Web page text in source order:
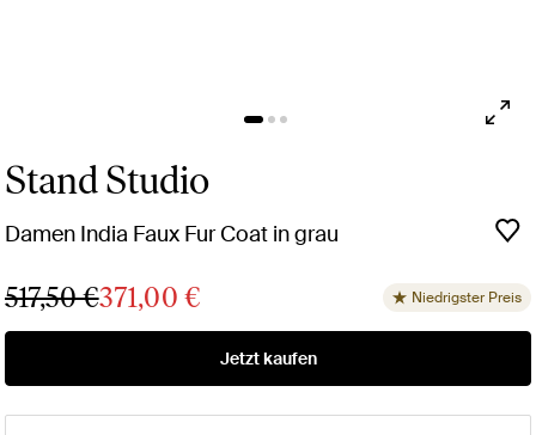
Stand Studio
Damen India Faux Fur Coat in grau
517,50 €371,00 € Niedrigster Preis
Jetzt kaufen